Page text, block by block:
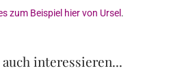
zum Beispiel hier von Ursel.
auch interessieren...